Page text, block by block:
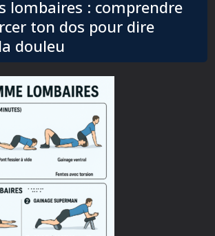
lombaires : comprendre
ton dos pour dire
douleu